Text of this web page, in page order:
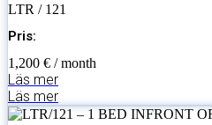
LTR / 121
Pris:
1,200 € / month
Läs mer
Läs mer